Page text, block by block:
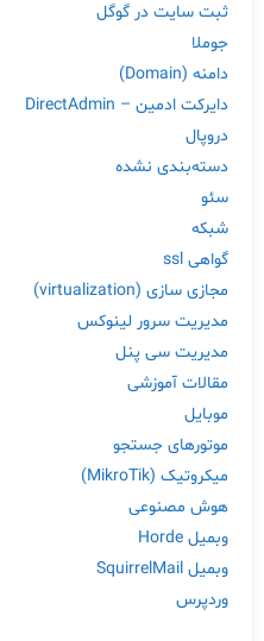
ثبت سایت در گوگل
جوملا
دامنه (Domain)
دایرکت ادمین – DirectAdmin
دروپال
دسته‌بندی نشده
سئو
شبکه
گواهی ssl
مجازی سازی (virtualization)
مدیریت سرور لینوکس
مدیریت سی پنل
مقالات آموزشی
موبایل
موتورهای جستجو
میکروتیک (MikroTik)
هوش مصنوعی
وبمیل Horde
وبمیل SquirrelMail
وردپرس